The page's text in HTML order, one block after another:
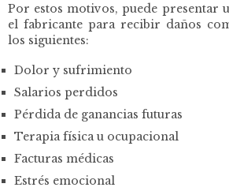
Por estos motivos, puede presentar
el fabricante para recibir daños
los siguientes:
Dolor y sufrimiento
Salarios perdidos
Pérdida de ganancias futuras
Terapia física u ocupacional
Facturas médicas
Estrés emocional